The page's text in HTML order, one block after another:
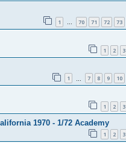
1 … 70 71 72 73
1 2 3
1 7 8 9 10
1 2 3
1970 - 1/72 Academy
1 2 3